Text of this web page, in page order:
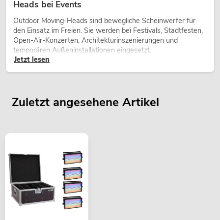
Heads bei Events
Outdoor Moving-Heads sind bewegliche Scheinwerfer für
den Einsatz im Freien. Sie werden bei Festivals, Stadtfesten,
Open-Air-Konzerten, Architekturinszenierungen und
temporären Außeninstallationen eingesetzt.
Jetzt lesen
Zuletzt angesehene Artikel